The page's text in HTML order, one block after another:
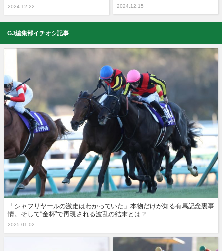
2024.12.22 2024.12.15
GJ編集部イチオシ記事
「シャフリヤールの激走はわかっていた」本物だけが知る有馬記念裏事
情。そして“金杯”で再現される波乱の結末とは？
2025.01.02